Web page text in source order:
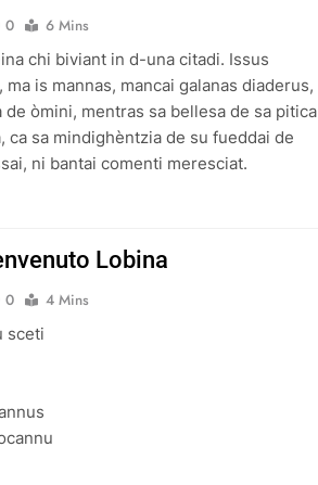
0
6 Mins
chi biviant in d-una citadi. Issus
is mannas, mancai galanas diaderus,
de òmini, mentras sa bellesa de sa pitica
ca sa mindighèntzia de su fueddai de
ni bantai comenti meresciat.
Lobina
0
4 Mins
sceti